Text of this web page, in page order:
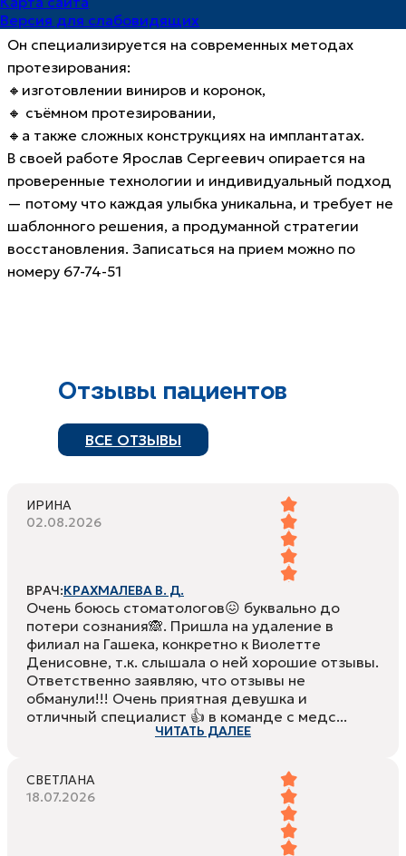
Версия для слабовидящих
Он специализируется на современных методах
протезирования:
🔸изготовлении виниров и коронок,
🔸 съёмном протезировании,
🔸а также сложных конструкциях на имплантатах.
В своей работе Ярослав Сергеевич опирается на
проверенные технологии и индивидуальный подход
— потому что каждая улыбка уникальна, и требует не
шаблонного решения, а продуманной стратегии
восстановления. Записаться на прием можно по
номеру 67-74-51
Отзывы пациентов
ВСЕ ОТЗЫВЫ
ИРИНА
02.08.2026
ВРАЧ:КРАХМАЛЕВА В. Д.
Очень боюсь стоматологов😖 буквально до
потери сознания🙈. Пришла на удаление в
филиал на Гашека, конкретно к Виолетте
Денисовне, т.к. слышала о ней хорошие отзывы.
Ответственно заявляю, что отзывы не
обманули!!! Очень приятная девушка и
отличный специалист 👍 в команде с медс...
ЧИТАТЬ ДАЛЕЕ
СВЕТЛАНА
18.07.2026